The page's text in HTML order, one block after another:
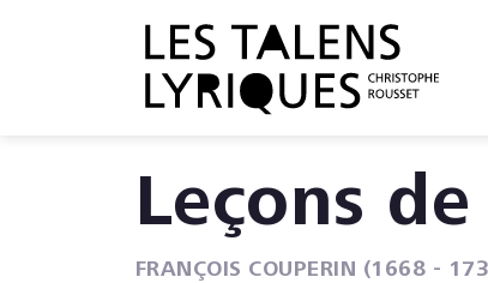
Leçons
FRANÇOIS COUPERIN (1668 -